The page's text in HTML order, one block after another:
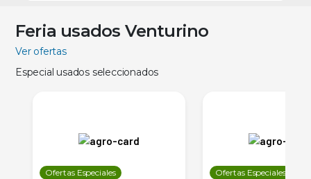
Feria usados Venturino
Ver ofertas
Especial usados seleccionados
Ofertas Especiales Ofertas Especiales